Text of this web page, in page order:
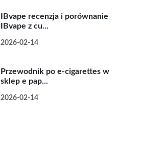
IBvape recenzja i porównanie
IBvape z cu...
2026-02-14
Przewodnik po e-cigarettes w
sklep e pap...
2026-02-14